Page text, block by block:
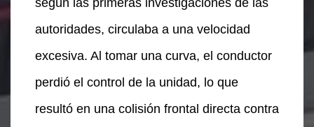
autoridades, circulaba a una velocidad
excesiva. Al tomar una curva, el conductor
perdió el control de la unidad, lo que
resultó en una colisión frontal directa contra